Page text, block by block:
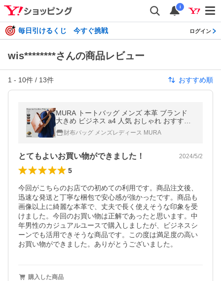
i
毎日引けるくじ 今すぐ挑戦 ログイン
wis********さんの商品レビュー
1 - 10件 / 13件 おすすめ順
MURA トートバッグ メンズ 本革 ブランド
大きめ ビジネス a4 人気 おしゃれ おすすめ
mura ムラ
財布バッグ メンズレディース MURA
とてもよいお買い物ができました！ 2024/5/2
5
今回がこちらのお店での初めての利用です。商品注文後、
迅速な発送と丁寧な梱包で安心感が強かったです。商品も
画像以上に綺麗な本革で、丈夫で長く使えそうな印象を受
けました。今回のお買い物は正解であったと思います。中
年男性のカジュアルユースで購入しましたが、ビジネスシ
ーンでも活用できそうな商品です。この度は満足度の高い
お買い物ができました。ありがとうございました。
購入した商品